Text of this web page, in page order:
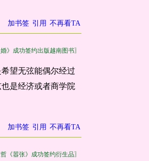
加书签 引用 不再看TA
》成功签约出版越南图书〗
望无弦能偶尔经过
是经济或者商学院
加书签 引用 不再看TA
《嚣张》成功签约衍生品〗